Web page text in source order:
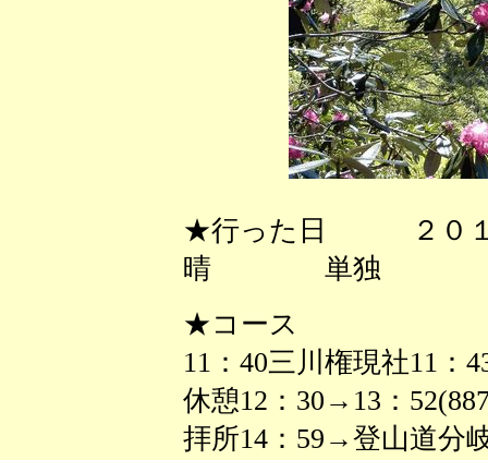
★行った日 ２０１
晴 単独
★コース
11：40三川権現社11
休憩12：30→13：
拝所14：59→登山道分